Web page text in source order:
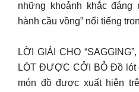
những khoảnh khắc đáng
hành cầu vồng” nổi tiếng
LỜI GIẢI CHO
LÓT ĐƯỢC CỞI BỎ Đồ lót
món đồ được xuất hiện